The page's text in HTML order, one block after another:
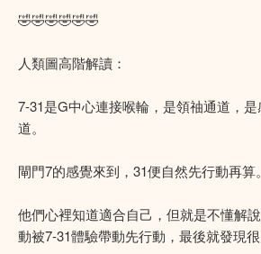
🤣🤣🤣🤣🤣🤣
人類圖高階解讀：
7-31是G中心連接喉輪，是領䄂通道，
道。
閘門7的感覺來到，31便自然先行動再算。
他們心裡知道適合自己，但就是不懂解
動被7-31體驗帶動先行動，最後就發現很